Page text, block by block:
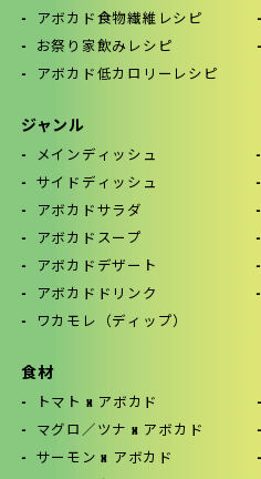
アボカド食物繊維レシピ
お祭り家飲みレシピ
アボカド低カロリーレシピ
ジャンル
メインディッシュ
サイドディッシュ
アボカドサラダ
アボカドスープ
アボカドデザート
アボカドドリンク
ワカモレ（ディップ）
食材
トマト x アボカド
マグロ／ツナ x アボカド
サーモン x アボカド